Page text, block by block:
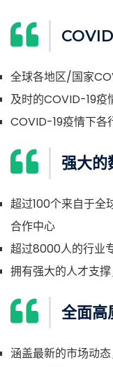
全球各地区/国家
及时的COVID-19疫
COVID-19疫情下各
强大的
超过100个来自于全
合作中心
超过8000人的行业
拥有强大的人才支
全面高
涵盖最新的市场动态